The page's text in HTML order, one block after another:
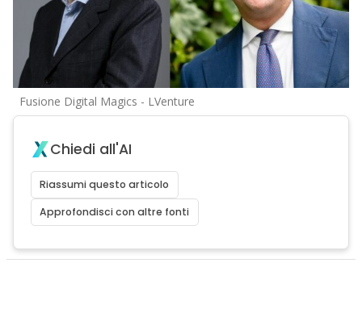
Fusione Digital Magics - LVenture
Chiedi all'AI
Riassumi questo articolo
Approfondisci con altre fonti